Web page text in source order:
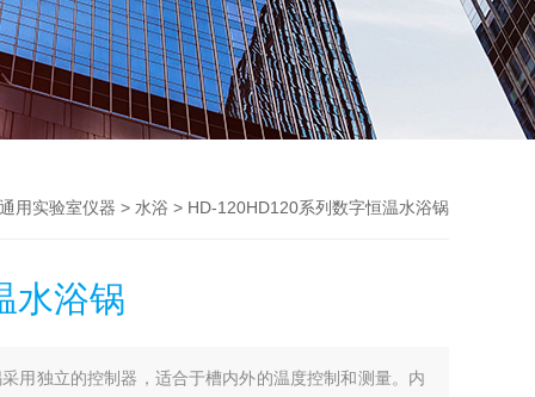
通用实验室仪器 > 水浴 > HD-120HD120系列数字恒温水浴锅
水浴锅
用独立的控制器，适合于槽内外的温度控制和测量。内